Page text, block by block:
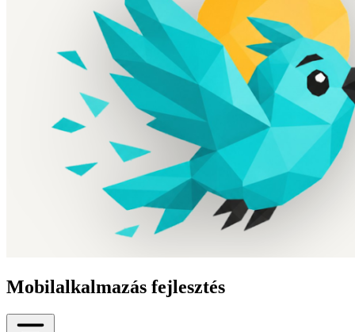
Mobilalkalmazás fejlesztés